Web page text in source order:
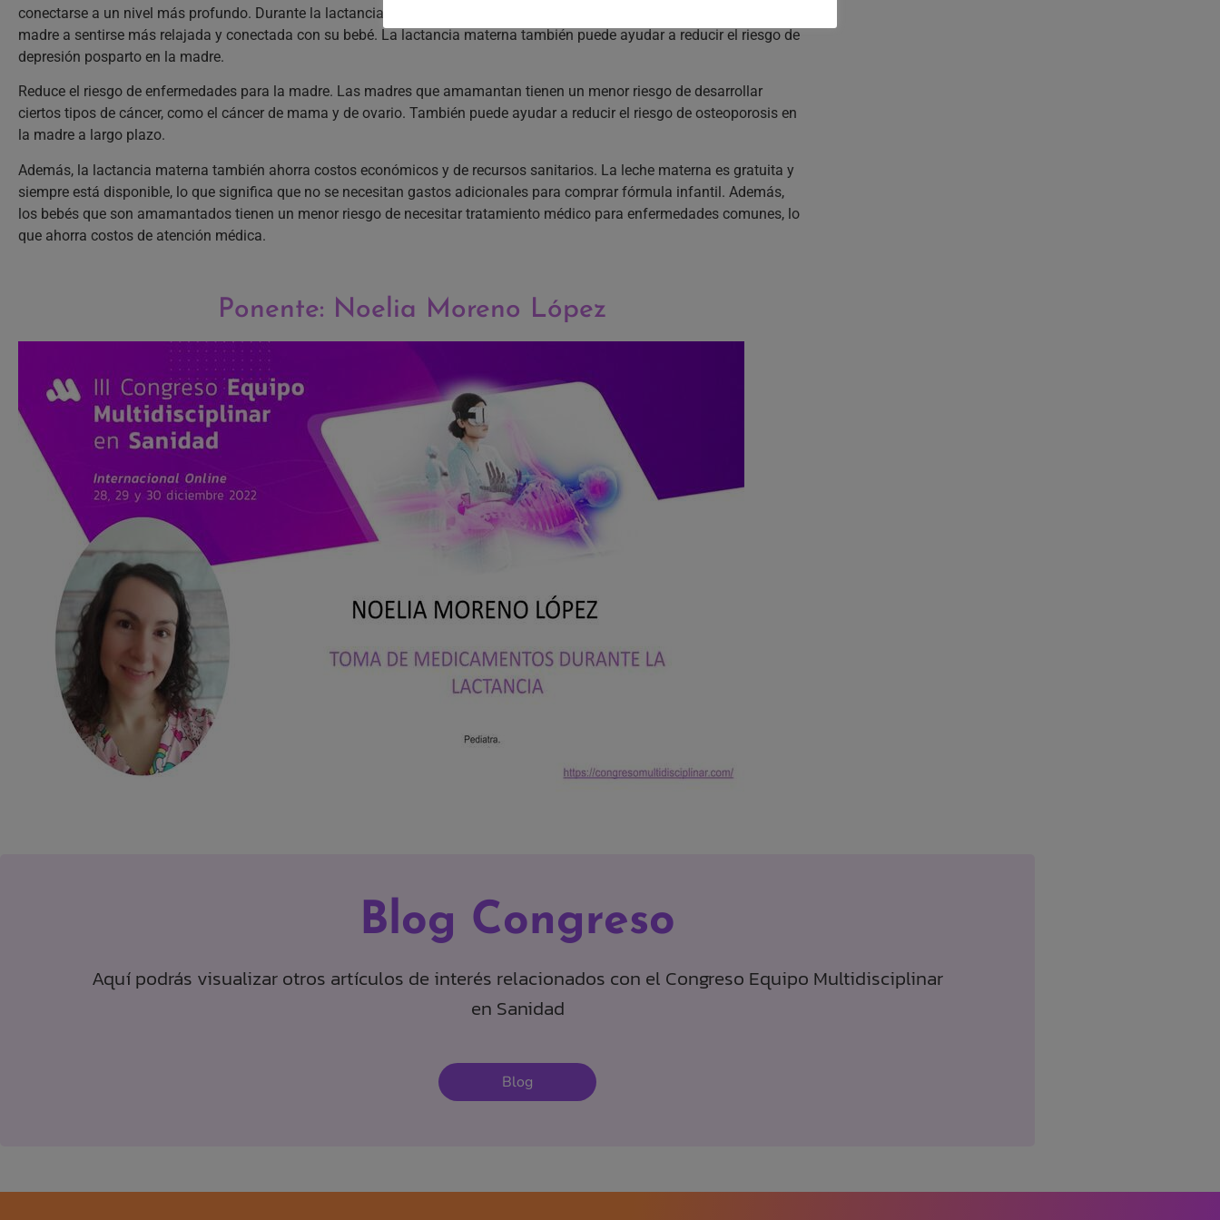
conectarse a un nivel más profundo. Durante la lactancia materna, se liberan hormonas como la oxitocina, que ayuda a la
madre a sentirse más relajada y conectada con su bebé. La lactancia materna también puede ayudar a reducir el riesgo de
depresión posparto en la madre.
Reduce el riesgo de enfermedades para la madre. Las madres que amamantan tienen un menor riesgo de desarrollar
ciertos tipos de cáncer, como el cáncer de mama y de ovario. También puede ayudar a reducir el riesgo de osteoporosis en
la madre a largo plazo.
Además, la lactancia materna también ahorra costos económicos y de recursos sanitarios. La leche materna es gratuita y
siempre está disponible, lo que significa que no se necesitan gastos adicionales para comprar fórmula infantil. Además,
los bebés que son amamantados tienen un menor riesgo de necesitar tratamiento médico para enfermedades comunes, lo
que ahorra costos de atención médica.
Ponente: Noelia Moreno López
Blog Congreso
Aquí podrás visualizar otros artículos de interés relacionados con el Congreso Equipo Multidisciplinar
en Sanidad
Blog